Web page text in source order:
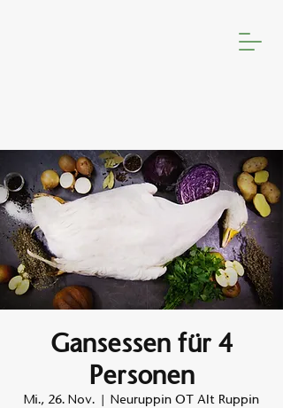
Gansessen für 4
Personen
Mi., 26. Nov.
  |
Neuruppin OT Alt Ruppin